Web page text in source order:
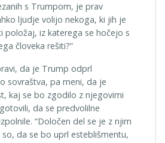
s Trumpom, je prav
ljudje volijo nekoga, ki jih je
položaj, iz katerega se hočejo s
človeka rešiti?”
da je Trump odprl
sovraštva, pa meni, da je
kaj se bo zgodilo z njegovimi
da se predvolilne
“Določen del se je z njim
da se bo uprl esteblišmentu,